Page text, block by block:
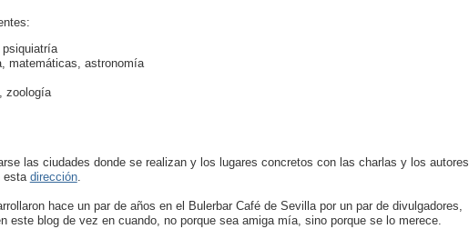
matemáticas, astronomía
zoología
las ciudades donde se realizan y los lugares concretos con las charlas y los autores
esta dirección.
hace un par de años en el Bulerbar Café de Sevilla por un par de divulgadores,
este blog de vez en cuando, no porque sea amiga mía, sino porque se lo merece.